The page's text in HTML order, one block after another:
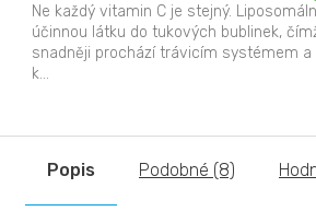
Ne každý vitamin C je stejný.
účinnou látku do tukových bublinek,
snadněji prochází trávicím systémem
k...
Popis Podobné (8)